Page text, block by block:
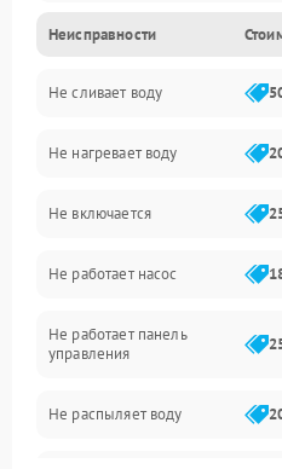
Управление
Электропитание
Датчики
Нагрев
Вода
Гигиена
Программное обеспечение
Неисправности
Не сливает воду
Не нагревает воду
Не включается
Не работает насос
Не работает панель
управления
Не распыляет воду